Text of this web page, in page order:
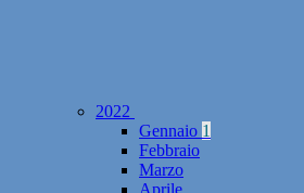
2022
Gennaio 1
Febbraio
Marzo